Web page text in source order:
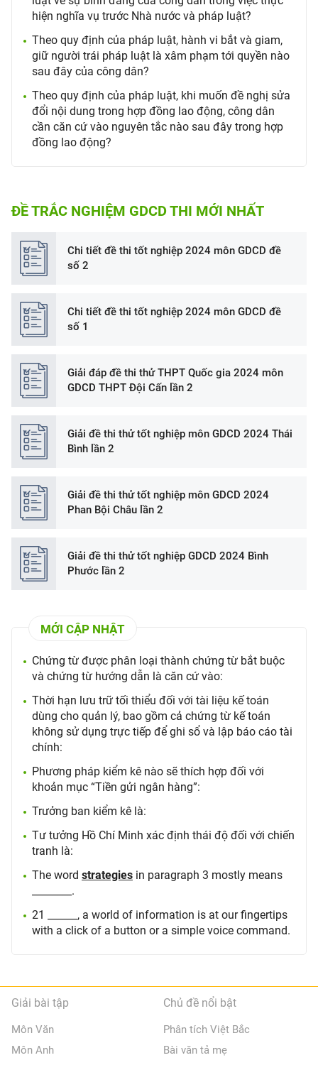
hiện nghĩa vụ trước Nhà nước và pháp luật?
Theo quy định của pháp luật, hành vi bắt và giam,
giữ người trái pháp luật là xâm phạm tới quyền nào
sau đây của công dân?
Theo quy định của pháp luật, khi muốn đề nghị sửa
đổi nội dung trong hợp đồng lao động, công dân
cần căn cứ vào nguyên tắc nào sau đây trong hợp
đồng lao động?
ĐỀ TRẮC NGHIỆM GDCD THI MỚI NHẤT
Chi tiết đề thi tốt nghiệp 2024 môn GDCD đề
số 2
Chi tiết đề thi tốt nghiệp 2024 môn GDCD đề
số 1
Giải đáp đề thi thử THPT Quốc gia 2024 môn
GDCD THPT Đội Cấn lần 2
Giải đề thi thử tốt nghiệp môn GDCD 2024 Thái
Bình lần 2
Giải đề thi thử tốt nghiệp môn GDCD 2024
Phan Bội Châu lần 2
Giải đề thi thử tốt nghiệp GDCD 2024 Bình
Phước lần 2
MỚI CẬP NHẬT
Chứng từ được phân loại thành chứng từ bắt buộc
và chứng từ hướng dẫn là căn cứ vào:
Thời hạn lưu trữ tối thiểu đối với tài liệu kế toán
dùng cho quản lý, bao gồm cả chứng từ kế toán
không sử dụng trực tiếp để ghi sổ và lập báo cáo tài
chính:
Phương pháp kiểm kê nào sẽ thích hợp đối với
khoản mục “Tiền gửi ngân hàng”:
Trưởng ban kiểm kê là:
Tư tưởng Hồ Chí Minh xác định thái độ đối với chiến
tranh là:
The word strategies in paragraph 3 mostly means
________.
21 ______, a world of information is at our fingertips
with a click of a button or a simple voice command.
Giải bài tập
Môn Văn
Môn Anh
Chủ đề nổi bật
Phân tích Việt Bắc
Bài văn tả mẹ